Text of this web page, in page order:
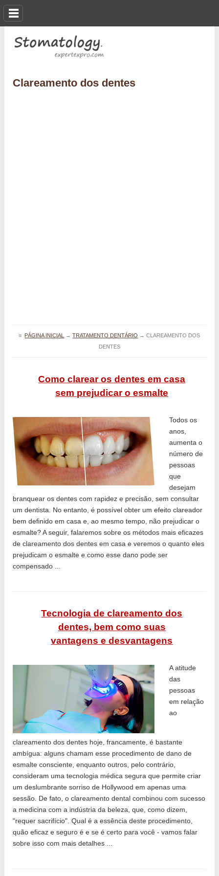
Clareamento dos dentes
≡ PÁGINA INICIAL →TRATAMENTO DENTÁRIO →CLAREAMENTO DOS
DENTES
Como clarear os dentes em casa
sem prejudicar o esmalte
Todos os
anos,
aumenta o
número de
pessoas
que
desejam
branquear os dentes com rapidez e precisão, sem consultar
um dentista. No entanto, é possível obter um efeito clareador
bem definido em casa e, ao mesmo tempo, não prejudicar o
esmalte? A seguir, falaremos sobre os métodos mais eficazes
de clareamento dos dentes em casa e veremos o quanto eles
prejudicam o esmalte e como esse dano pode ser
compensado ...
Tecnologia de clareamento dos
dentes, bem como suas
vantagens e desvantagens
A atitude
das
pessoas
em relação
ao
clareamento dos dentes hoje, francamente, é bastante
ambígua: alguns chamam esse procedimento de dano de
esmalte consciente, enquanto outros, pelo contrário,
consideram uma tecnologia médica segura que permite criar
um deslumbrante sorriso de Hollywood em apenas uma
sessão. De fato, o clareamento dental combinou com sucesso
a medicina com a indústria da beleza, que, como dizem,
"requer sacrifício". Qual é a essência deste procedimento,
quão eficaz e seguro é e se é certo para você - vamos falar
sobre isso com mais detalhes ...